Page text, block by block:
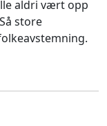
aldri vært opp
store